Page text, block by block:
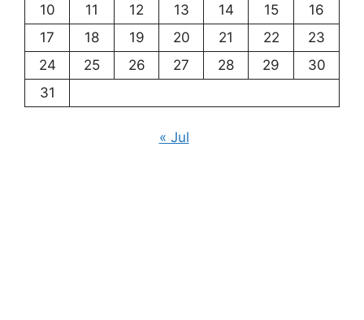
10
11 12 13 14 15
16
17
18 19 20 21 22
23
24
25 26 27 28 29
30
31
« Jul